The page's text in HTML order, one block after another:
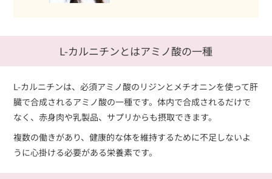
L-カルニチンとはアミノ酸の一種
L-カルニチンは、必須アミノ酸のリジンとメチオニンを使って肝
臓で合成されるアミノ酸の一種です。体内で合成されるだけで
なく、赤身肉や乳製品、サプリからも摂取できます。
複数の働きがあり、健康的な体を維持するために不足しないよ
うに心掛ける必要がある栄養素です。